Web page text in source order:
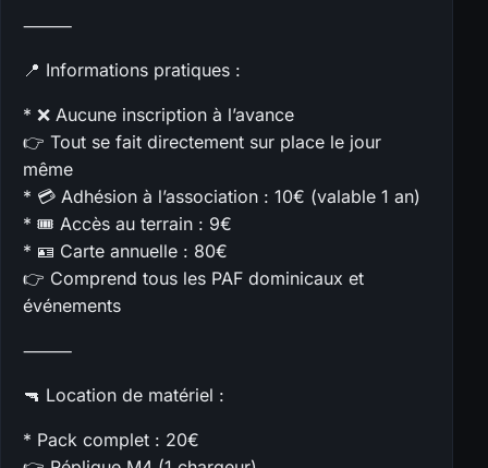
⸻
📍 Informations pratiques :
* ❌ Aucune inscription à l’avance
👉 Tout se fait directement sur place le jour
même
* 💳 Adhésion à l’association : 10€ (valable 1 an)
* 🎟️ Accès au terrain : 9€
* 🪪 Carte annuelle : 80€
👉 Comprend tous les PAF dominicaux et
événements
⸻
🔫 Location de matériel :
* Pack complet : 20€